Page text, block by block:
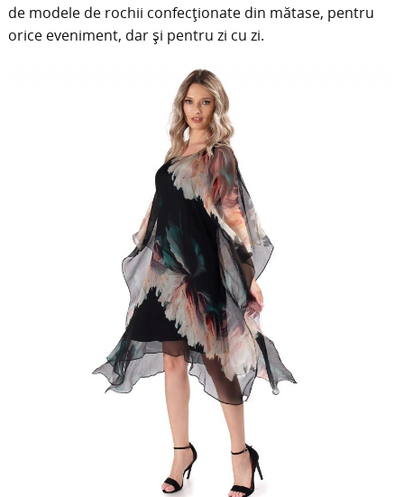
de modele de rochii confecționate din mătase, pentru
orice eveniment, dar și pentru zi cu zi.